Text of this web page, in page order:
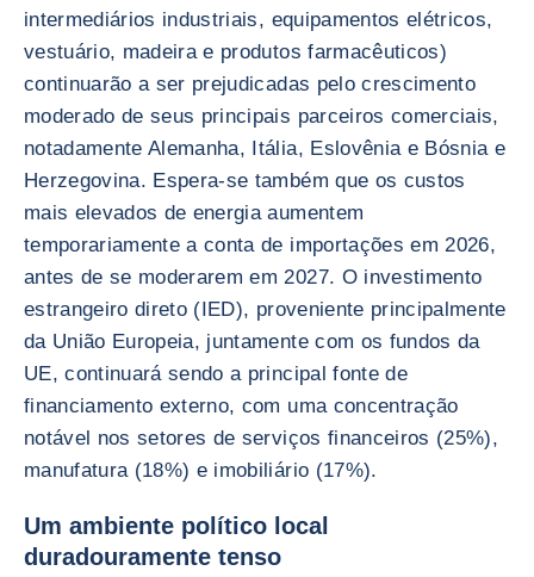
intermediários industriais, equipamentos elétricos,
vestuário, madeira e produtos farmacêuticos)
continuarão a ser prejudicadas pelo crescimento
moderado de seus principais parceiros comerciais,
notadamente Alemanha, Itália, Eslovênia e Bósnia e
Herzegovina. Espera-se também que os custos
mais elevados de energia aumentem
temporariamente a conta de importações em 2026,
antes de se moderarem em 2027. O investimento
estrangeiro direto (IED), proveniente principalmente
da União Europeia, juntamente com os fundos da
UE, continuará sendo a principal fonte de
financiamento externo, com uma concentração
notável nos setores de serviços financeiros (25%),
manufatura (18%) e imobiliário (17%).
Um ambiente político local
duradouramente tenso